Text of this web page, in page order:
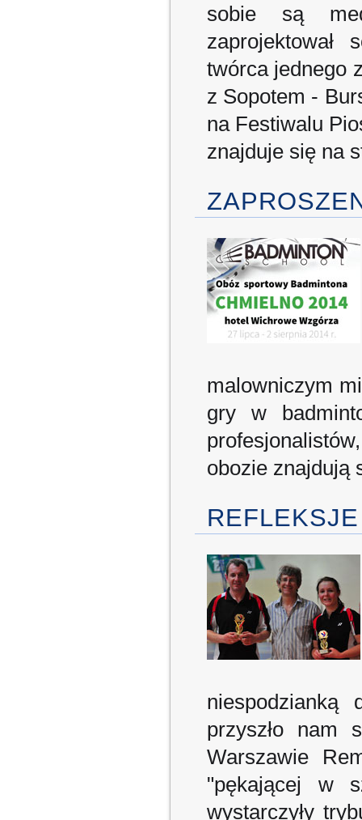
sobie są
twórca jednego
z Sopotem -
na Festiwalu
znajduje się na
malowniczym
gry w
obozie znajdują
przyszło nam
Warszawie
"pękającej w
wystarczyły